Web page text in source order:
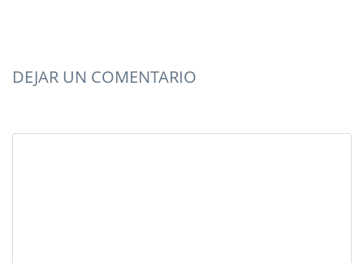
DEJAR UN COMENTARIO